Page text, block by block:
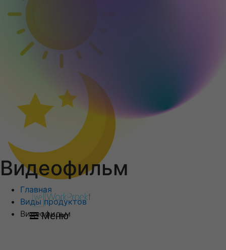
Меню
Видеофильм
Главная
Виды продуктов
Видеофильм